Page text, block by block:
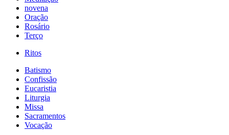
novena
Oração
Rosário
Terço
Ritos
Batismo
Confissão
Eucaristia
Liturgia
Missa
Sacramentos
Vocação